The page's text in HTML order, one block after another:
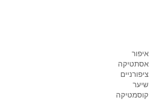
אסתטיקה
שיער
קוסמטיקה